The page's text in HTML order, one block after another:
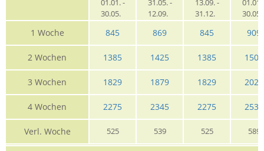
01.01. -
30.05.
31.05. -
12.09.
13.09. -
31.12.
01.01.
1 Woche 845 869 845 909
2 Wochen 1385 1425 1385 1509
3 Wochen 1829 1879 1829 2029
4 Wochen 2275 2345 2275 2539
Verl. Woche 525 539 525 589